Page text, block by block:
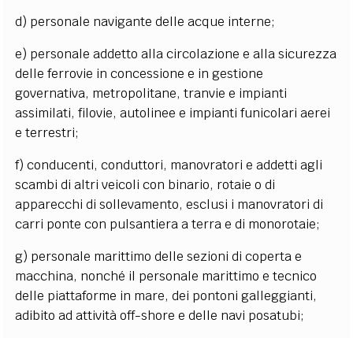
d) personale navigante delle acque interne;
e) personale addetto alla circolazione e alla sicurezza
delle ferrovie in concessione e in gestione
governativa, metropolitane, tranvie e impianti
assimilati, filovie, autolinee e impianti funicolari aerei
e terrestri;
f) conducenti, conduttori, manovratori e addetti agli
scambi di altri veicoli con binario, rotaie o di
apparecchi di sollevamento, esclusi i manovratori di
carri ponte con pulsantiera a terra e di monorotaie;
g) personale marittimo delle sezioni di coperta e
macchina, nonché il personale marittimo e tecnico
delle piattaforme in mare, dei pontoni galleggianti,
adibito ad attività off-shore e delle navi posatubi;